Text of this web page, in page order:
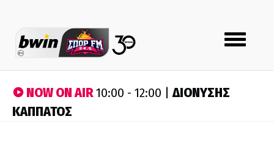
Toggle
navigation
NOW ON AIR10:00 - 12:00 |ΔΙΟΝΥΣΗΣ
ΚΑΠΠΑΤΟΣ